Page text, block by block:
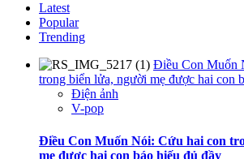
Latest
Popular
Trending
Điều Con Muốn
trong biển lửa, người mẹ được hai con
Điện ảnh
V-pop
Điều Con Muốn Nói: Cứu hai con
mẹ được hai con báo hiếu đủ đầy